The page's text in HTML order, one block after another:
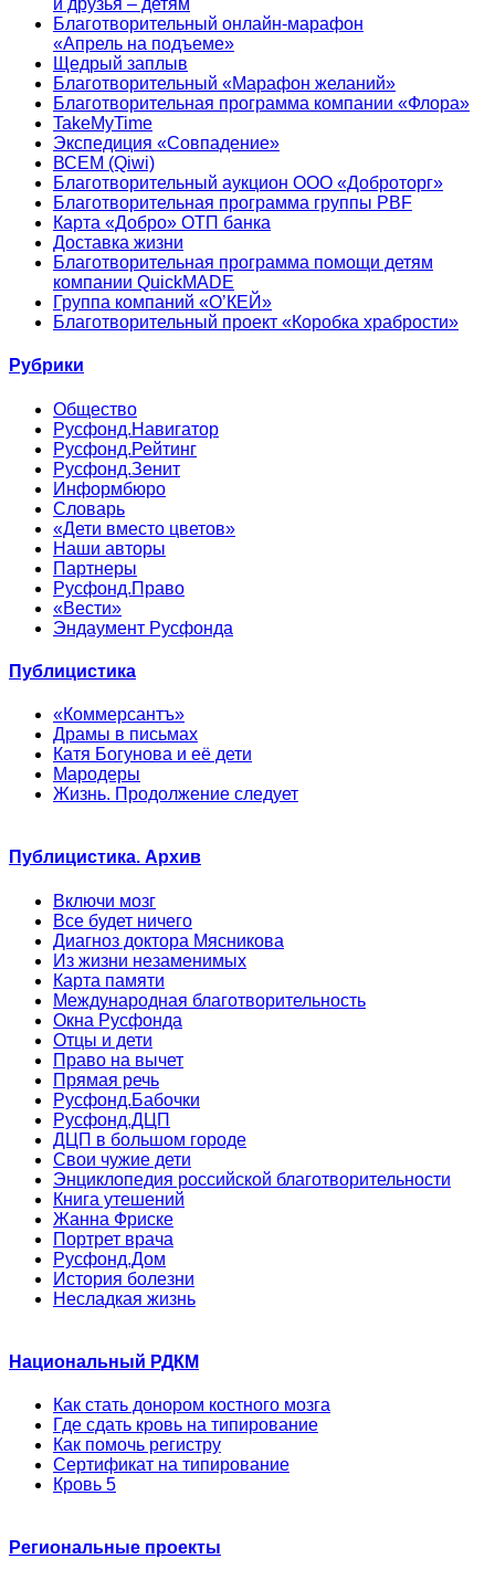
и друзья – детям
Благотворительный онлайн‑марафон
«Апрель на подъеме»
Щедрый заплыв
Благотворительный «Марафон желаний»
Благотворительная программа компании «Флора»
TakeMyTime
Экспедиция «Совпадение»
ВСЕМ (Qiwi)
Благотворительный аукцион ООО «Доброторг»
Благотворительная программа группы PBF
Карта «Добро» ОТП банка
Доставка жизни
Благотворительная программа помощи детям
компании QuickMADE
Группа компаний «О’КЕЙ»
Благотворительный проект «Коробка храбрости»
Рубрики
Общество
Русфонд.Навигатор
Русфонд.Рейтинг
Русфонд.Зенит
Информбюро
Словарь
«Дети вместо цветов»
Наши авторы
Партнеры
Русфонд.Право
«Вести»
Эндаумент Русфонда
Публицистика
«Коммерсантъ»
Драмы в письмах
Катя Богунова и её дети
Мародеры
Жизнь. Продолжение следует
Публицистика. Архив
Включи мозг
Все будет ничего
Диагноз доктора Мясникова
Из жизни незаменимых
Карта памяти
Международная благотворительность
Окна Русфонда
Отцы и дети
Право на вычет
Прямая речь
Русфонд.Бабочки
Русфонд.ДЦП
ДЦП в большом городе
Свои чужие дети
Энциклопедия российской благотворительности
Книга утешений
Жанна Фриске
Портрет врача
Русфонд.Дом
История болезни
Несладкая жизнь
Национальный РДКМ
Как стать донором костного мозга
Где сдать кровь на типирование
Как помочь регистру
Сертификат на типирование
Кровь 5
Региональные проекты